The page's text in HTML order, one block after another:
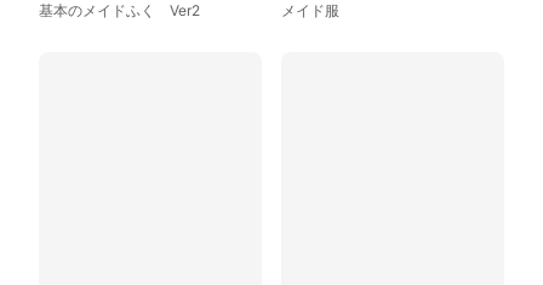
基本のメイドふく Ver2 メイド服